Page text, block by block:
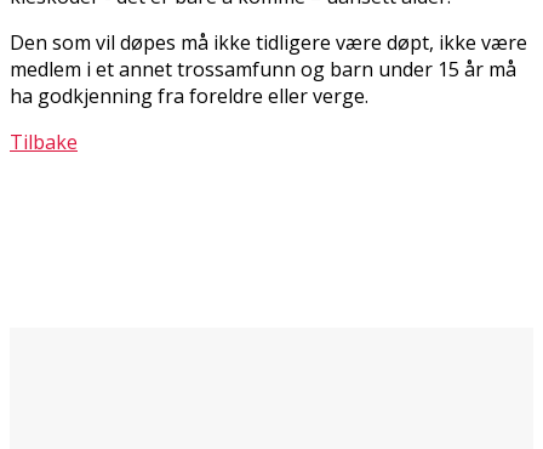
Den som vil døpes må ikke tidligere være døpt, ikke være
medlem i et annet trossamfunn og barn under 15 år må
ha godkjenning fra foreldre eller verge.
Tilbake